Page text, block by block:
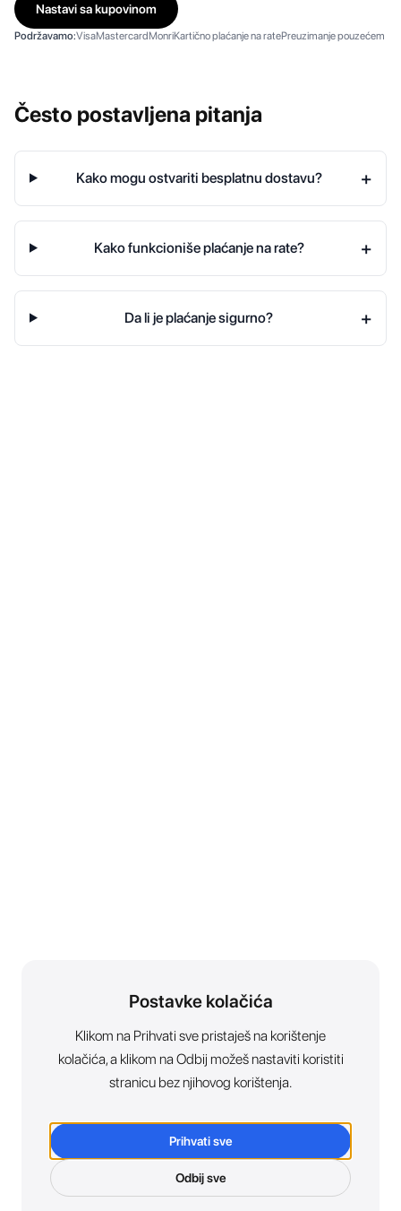
Nastavi sa kupovinom
Podržavamo:VisaMastercardMonriKartično plaćanje na ratePreuzimanje pouzećem
Često postavljena pitanja
Kako mogu ostvariti besplatnu dostavu? +
Kako funkcioniše plaćanje na rate? +
Da li je plaćanje sigurno? +
Postavke kolačića
Klikom na Prihvati sve pristaješ na korištenje
kolačića, a klikom na Odbij možeš nastaviti koristiti
stranicu bez njihovog korištenja.
Prihvati sve
Odbij sve